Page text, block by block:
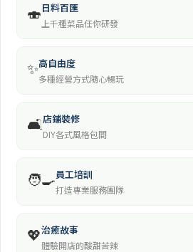
🍣日料百匯
上千種菜品任你研發
✨高自由度
多種經營方式隨心暢玩
🛋️店鋪裝修
DIY各式風格包間
🧑‍🍳員工培訓
打造專業服務團隊
💖治癒故事
體驗開店的酸甜苦辣